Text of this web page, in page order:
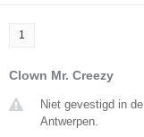
1
Clown Mr. Creezy
Niet gevestigd in
Antwerpen.